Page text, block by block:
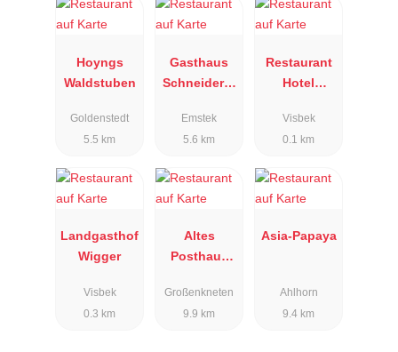
Hoyngs
Waldstuben
Goldenstedt
5.5 km
Gasthaus
Schneiderkr
Emstek
5.6 km
Restaurant
Hotel
Visbek
0.1 km
Landgasthof
Wigger
Visbek
0.3 km
Altes
Posthaus
Großenkneten
9.9 km
Asia-Papaya
Ahlhorn
9.4 km